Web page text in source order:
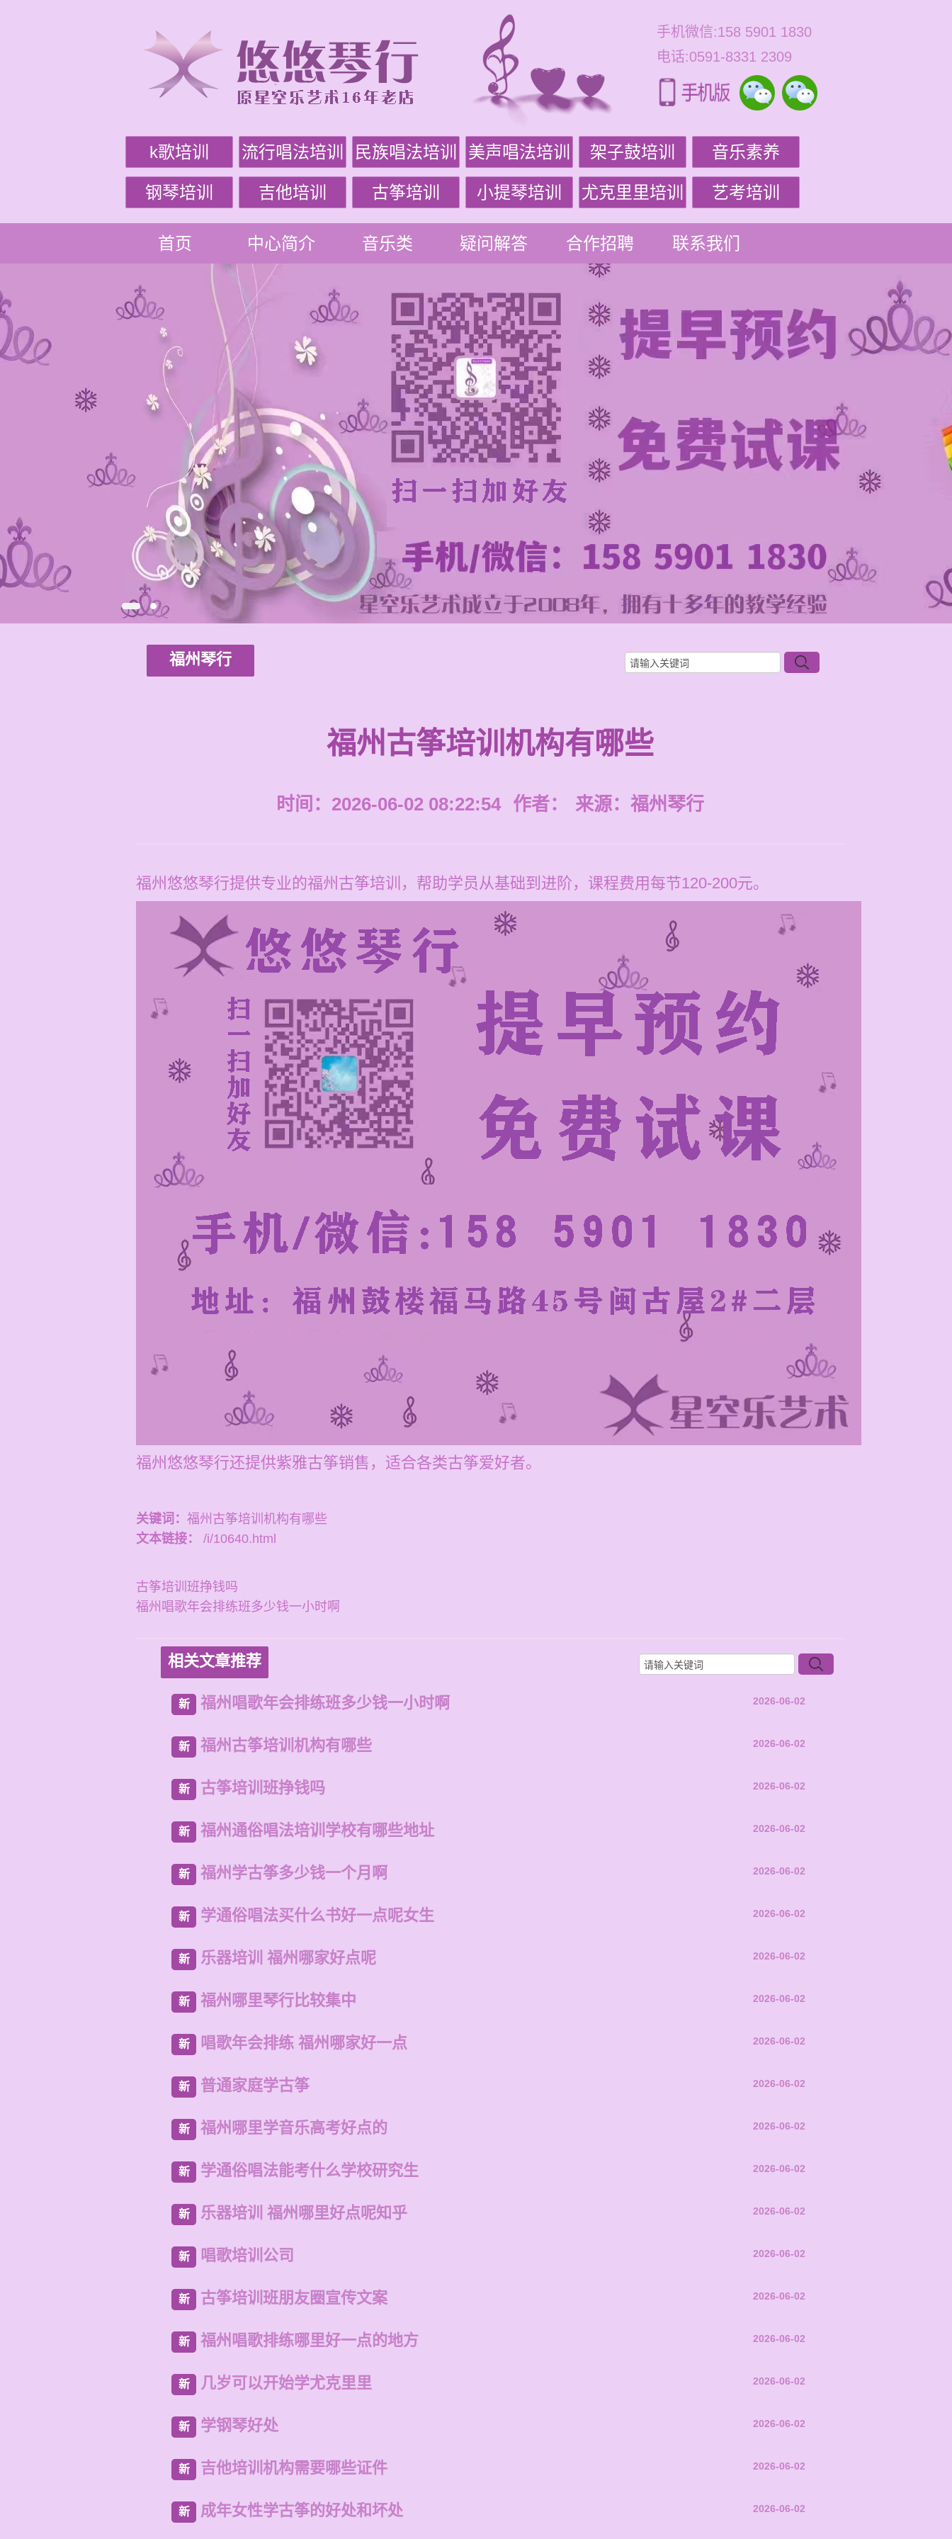
手机微信:158 5901 1830
电话:0591-8331 2309
k歌培训 流行唱法培训 民族唱法培训 美声唱法培训 架子鼓培训 音乐素养
钢琴培训 吉他培训 古筝培训 小提琴培训 尤克里里培训 艺考培训
首页 中心简介 音乐类 疑问解答 合作招聘 联系我们
福州琴行
福州古筝培训机构有哪些
时间：2026-06-02 08:22:54 作者： 来源： 福州琴行
福州悠悠琴行提供专业的福州古筝培训，帮助学员从基础到进阶，课程费用每节120-200元。
福州悠悠琴行还提供紫雅古筝销售，适合各类古筝爱好者。
关键词： 福州古筝培训机构有哪些
文本链接：
/i/10640.html
古筝培训班挣钱吗
福州唱歌年会排练班多少钱一小时啊
相关文章推荐
新 福州唱歌年会排练班多少钱一小时啊 2026-06-02
新 福州古筝培训机构有哪些 2026-06-02
新 古筝培训班挣钱吗 2026-06-02
新 福州通俗唱法培训学校有哪些地址 2026-06-02
新 福州学古筝多少钱一个月啊 2026-06-02
新 学通俗唱法买什么书好一点呢女生 2026-06-02
新 乐器培训 福州哪家好点呢 2026-06-02
新 福州哪里琴行比较集中 2026-06-02
新 唱歌年会排练 福州哪家好一点 2026-06-02
新 普通家庭学古筝 2026-06-02
新 福州哪里学音乐高考好点的 2026-06-02
新 学通俗唱法能考什么学校研究生 2026-06-02
新 乐器培训 福州哪里好点呢知乎 2026-06-02
新 唱歌培训公司 2026-06-02
新 古筝培训班朋友圈宣传文案 2026-06-02
新 福州唱歌排练哪里好一点的地方 2026-06-02
新 几岁可以开始学尤克里里 2026-06-02
新 学钢琴好处 2026-06-02
新 吉他培训机构需要哪些证件 2026-06-02
新 成年女性学古筝的好处和坏处 2026-06-02